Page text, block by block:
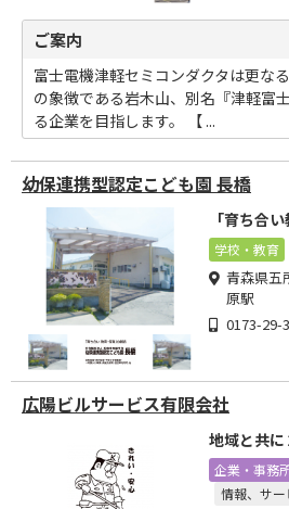
ご案内
富士電機津軽セミコンダクタは更な
の象徴である岩木山、別名『津軽富
る企業を目指します。 【 ...
幼保連携型認定こども園 長橋
「育ち合
学校・教育
青森県五
原駅
0173-29-
広陽ビルサービス有限会社
地域と共
企業・事務
情報、サー